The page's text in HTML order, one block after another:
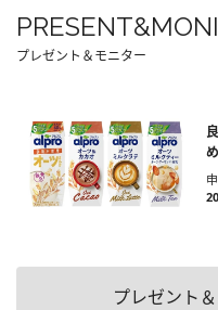
プレゼント＆モニター
プレゼント